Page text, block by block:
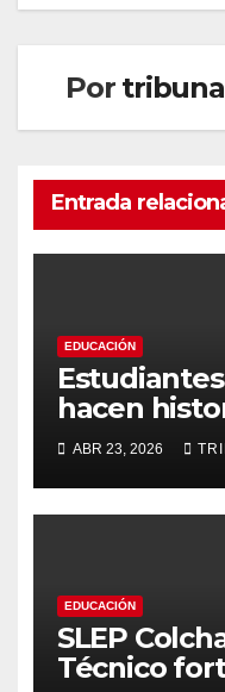
Por tribuna
Entrada
EDUCACIÓN
hacen
votaron
el
ABR 23, 2026
EDUCACIÓN
SLEP
Técnico